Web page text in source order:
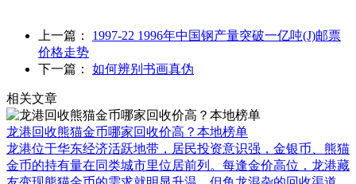
上一篇： 1997-22 1996年中国钢产量突破一亿吨(J)邮票
价格走势
下一篇： 如何辨别书画真伪
相关文章
龙港回收熊猫金币哪家回收价高？本地榜单
龙港位于华东经济活跃地带，居民投资意识强，金银币、熊猫
金币的持有量在同类城市里位居前列。每逢金价高位，龙港藏